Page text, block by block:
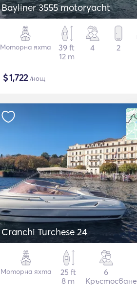
Bayliner 3555 motoryacht
Моторна яхта
39 ft
12 m
4 2
$1,722/нощ
Cranchi Turchese 24
Моторна яхта
25 ft
8 m
6
Кръстосване